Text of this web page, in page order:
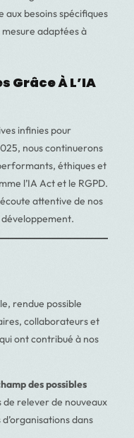
besoins spécifiques
mesure adaptées à
Grâce À L’IA
infinies pour
nous continuerons
éthiques et
l’IA Act et le RGPD.
attentive de nos
rendue possible
collaborateurs et
ont contribué à nos
des possibles
de relever de nouveaux
dans